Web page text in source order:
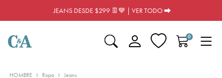
JEANS DESDE $299 👖💙 | VER TODO ⮕
0
HOMBRE Ropa Jeans